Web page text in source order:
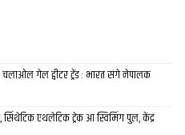
गेल ट्वीटर ट्रेंड : भारत संगे नेपालक
सिंथेटिक एथलेटिक ट्रेक आ स्विमिंग पुल, केंद्र